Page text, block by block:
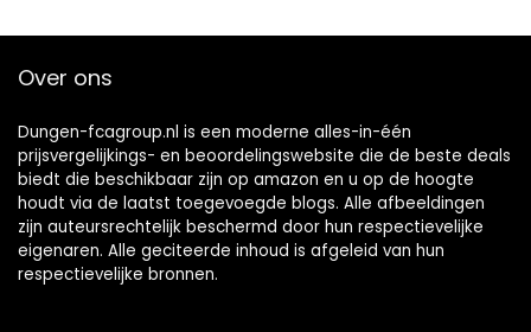
Over ons
Dungen-fcagroup.nl is een moderne alles-in-één
prijsvergelijkings- en beoordelingswebsite die de beste deals
biedt die beschikbaar zijn op amazon en u op de hoogte
houdt via de laatst toegevoegde blogs. Alle afbeeldingen
zijn auteursrechtelijk beschermd door hun respectievelijke
eigenaren. Alle geciteerde inhoud is afgeleid van hun
respectievelijke bronnen.